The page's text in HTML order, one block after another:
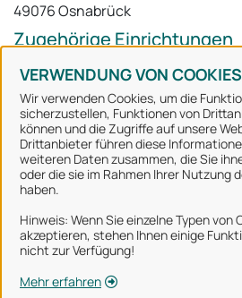
VERWENDUNG VON COOKIES
Wir verwenden Cookies, um die
sicherzustellen, Funktionen von
können und die Zugriffe auf unsere
Drittanbieter führen diese
weiteren Daten zusammen, die Sie
oder die sie im Rahmen Ihrer Nutzung
haben.
Hinweis: Wenn Sie einzelne Typen von
akzeptieren, stehen Ihnen einige
nicht zur Verfügung!
Mehr erfahren
49076 Osnabrück
Zugehörige Einrichtungen
Stadt Osnabrück
Alle Rechte vorbehalten
Über uns
Impressum